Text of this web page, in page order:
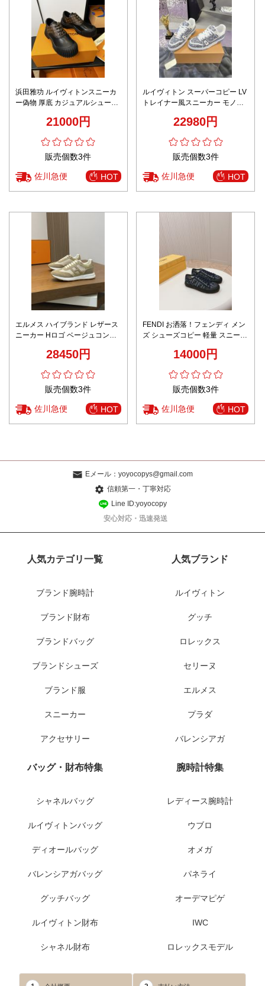
浜田雅功 ルイヴィトンスニーカ
ー偽物 厚底 カジュアルシューズ
21000円
販売個数3件
佐川急便 HOT
ルイヴィトン スーパーコピー LV
トレイナー風スニーカー モノグ
22980円
販売個数3件
佐川急便 HOT
エルメス ハイブランド レザース
ニーカー Hロゴ ベージュコンビ
28450円
販売個数3件
佐川急便 HOT
FENDI お洒落！フェンディ メン
ズ シューズコピー 軽量 スニーカ
花柄 シンプル ブラック
14000円
販売個数3件
佐川急便 HOT
Eメール： yoyocopys@gmail.com
信頼第一・丁寧対応
Line ID:yoyocopy
安心対応・迅速発送
人気カテゴリ一覧
ブランド腕時計
ブランド財布
ブランドバッグ
ブランドシューズ
ブランド服
スニーカー
アクセサリー
人気ブランド
ルイヴィトン
グッチ
ロレックス
セリーヌ
エルメス
プラダ
バレンシアガ
バッグ・財布特集
シャネルバッグ
ルイヴィトンバッグ
ディオールバッグ
バレンシアガバッグ
グッチバッグ
ルイヴィトン財布
シャネル財布
腕時計特集
レディース腕時計
ウブロ
オメガ
パネライ
オーデマピゲ
IWC
ロレックスモデル